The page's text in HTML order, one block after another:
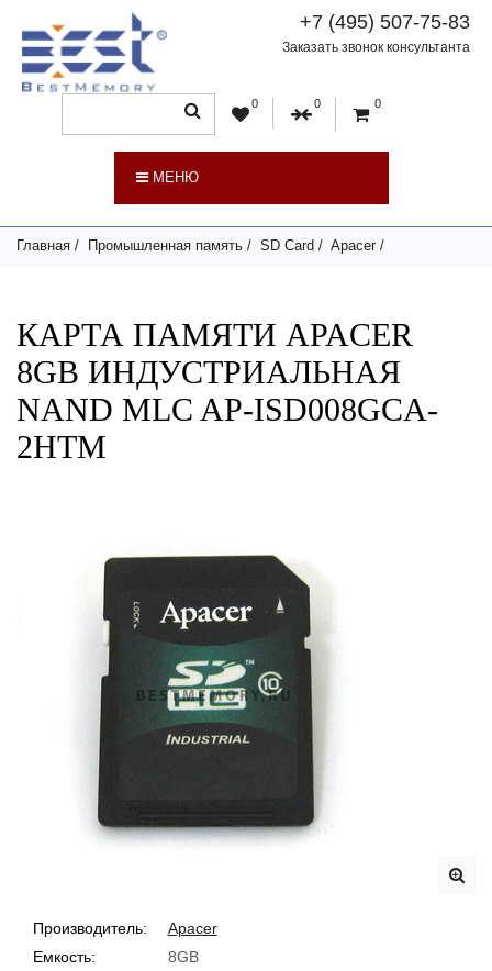
+7 (495) 507-75-83
Заказать звонок консультанта
0 0 0
МЕНЮ
Главная Промышленная память SD Card Apacer
КАРТА ПАМЯТИ APACER
8GB ИНДУСТРИАЛЬНАЯ
NAND MLC AP-ISD008GCA-
2HTM
Производитель:
Apacer
Емкость:
8GB